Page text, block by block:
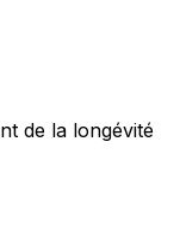
de la longévité